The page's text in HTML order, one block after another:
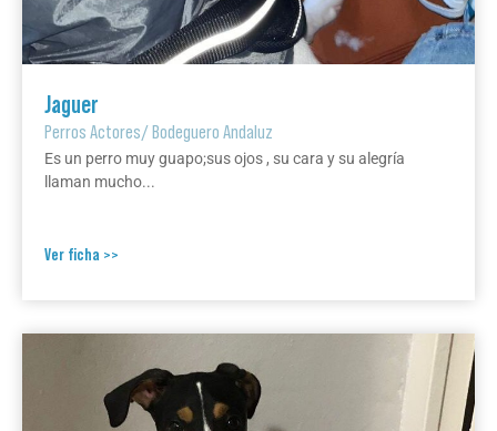
Jaguer
Perros Actores/Bodeguero Andaluz
Es un perro muy guapo;sus ojos , su cara y su alegría
llaman mucho...
Ver ficha >>